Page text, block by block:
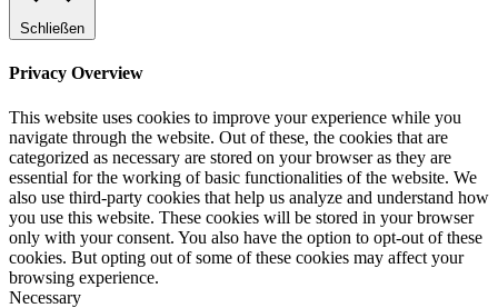
Schließen
Privacy Overview
This website uses cookies to improve your experience while you
navigate through the website. Out of these, the cookies that are
categorized as necessary are stored on your browser as they are
essential for the working of basic functionalities of the website. We
also use third-party cookies that help us analyze and understand how
you use this website. These cookies will be stored in your browser
only with your consent. You also have the option to opt-out of these
cookies. But opting out of some of these cookies may affect your
browsing experience.
Necessary